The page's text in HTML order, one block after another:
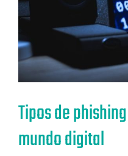
Tipos de
mundo digital